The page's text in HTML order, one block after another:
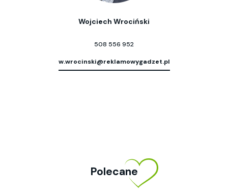
Wojciech Wrociński
508 556 952
w.wrocinski@reklamowygadzet.pl
Polecane